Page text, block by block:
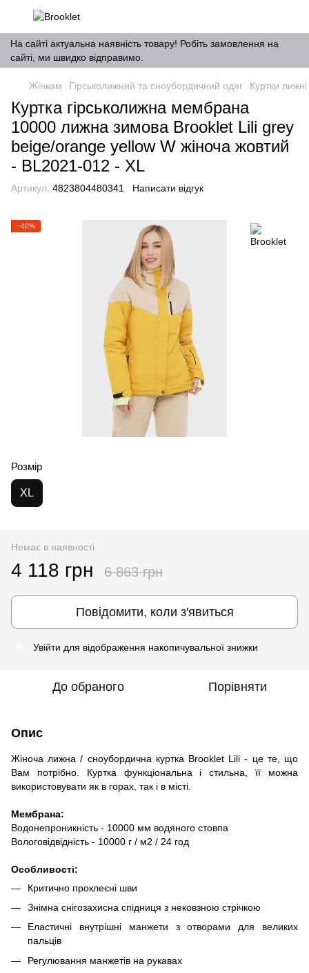
На сайті актуальна наявність товару! Робіть замовлення на
сайті, ми швидко відправимо.
Жінкам Гірськолижний та сноубордичний одяг Куртки лижні
Куртка гірськолижна мембрана
10000 лижна зимова Brooklet Lili grey
beige/orange yellow W жіноча жовтий
- BL2021-012 - XL
Артикул: 4823804480341 Написати відгук
−40%
Розмір
XL
Немає в наявності
4 118 грн 6 863 грн
Повідомити, коли з'явиться
Увійти для відображення накопичувальної знижки
До обраного Порівняти
Опис
Жіноча лижна / сноубордична куртка Brooklet Lili - це те, що
Вам потрібно. Куртка функціональна і стильна, її можна
використовувати як в горах, так і в місті.
Мембрана:
Водонепроникність - 10000 мм водяного стовпа
Вологовідвідність - 10000 г / м2 / 24 год
Особливості:
Критично проклеєні шви
Знімна снігозахисна спідниця з нековзною стрічкою
Еластичні внутрішні манжети з отворами для великих
пальців
Регулювання манжетів на рукавах